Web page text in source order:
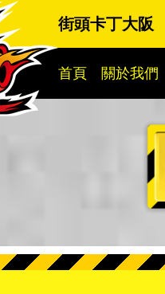
街頭卡丁大阪
首頁 關於我們